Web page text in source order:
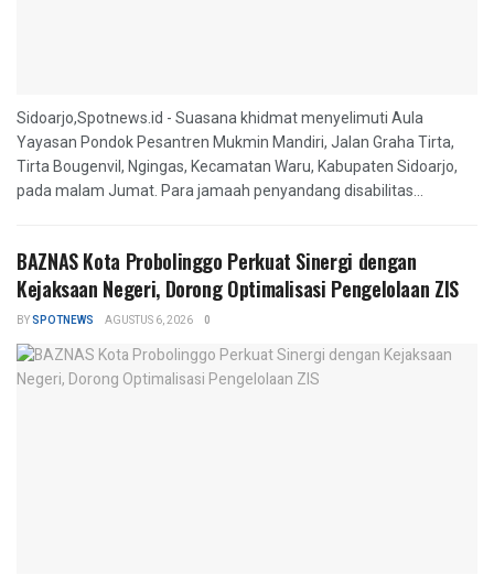
Sidoarjo,Spotnews.id - Suasana khidmat menyelimuti Aula
Yayasan Pondok Pesantren Mukmin Mandiri, Jalan Graha Tirta,
Tirta Bougenvil, Ngingas, Kecamatan Waru, Kabupaten Sidoarjo,
pada malam Jumat. Para jamaah penyandang disabilitas...
BAZNAS Kota Probolinggo Perkuat Sinergi dengan
Kejaksaan Negeri, Dorong Optimalisasi Pengelolaan ZIS
BYSPOTNEWS AGUSTUS 6, 2026 0